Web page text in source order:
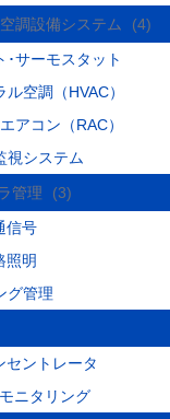
調設備システム
(4)
･サーモスタット
ル空調（HVAC）
アコン（RAC）
視システム
管理
(3)
信号
照明
グ管理
セントレータ
ニタリング